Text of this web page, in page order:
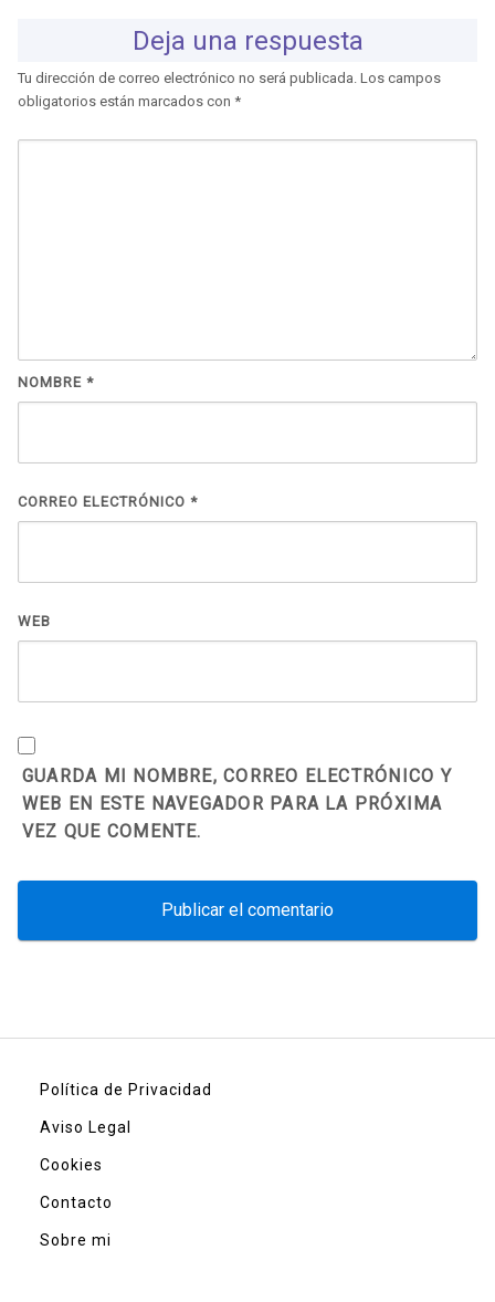
Deja una respuesta
Tu dirección de correo electrónico no será publicada. Los campos
obligatorios están marcados con *
NOMBRE *
CORREO ELECTRÓNICO *
WEB
GUARDA MI NOMBRE, CORREO ELECTRÓNICO Y
WEB EN ESTE NAVEGADOR PARA LA PRÓXIMA
VEZ QUE COMENTE.
Política de Privacidad
Aviso Legal
Cookies
Contacto
Sobre mi